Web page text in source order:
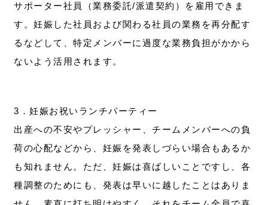
サポーター社員（業務委託/派遣契約）を雇用できま
す。妊娠した社員および関わる社員の業務を再分配す
るなどして、特定メンバーに過度な業務負担がかから
ないよう活用されます。
3．妊娠お祝いランチパーティー
出産への不安やプレッシャー、チームメンバーへの負
荷の心配などから、妊娠を発表しづらい場合もあるか
も知れません。ただ、妊娠は喜ばしいことですし、各
種調整のためにも、発表は早いに越したことはありま